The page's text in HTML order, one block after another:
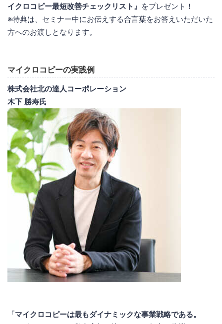
イクロコピー最短改善チェックリスト』 をプレゼント！
※特典は、セミナー中にお伝えする合言葉をお答えいただいた
方へのお渡しとなります。
マイクロコピーの実践例
株式会社北の達人コーポレーション
木下 勝寿氏
「マイクロコピーは最もダイナミックな事業戦略である。